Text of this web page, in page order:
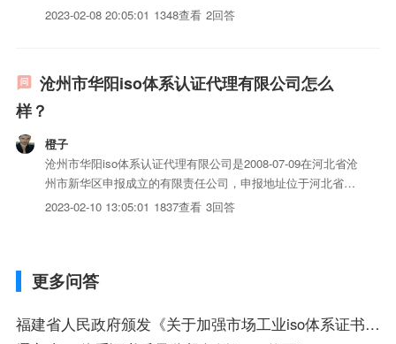
独资)，申报地址位于广州市天河区黄村北路26号AB栋二楼
2023-02-08 20:05:01 1348查看 2回答
沧州市华阳iso体系认证代理有限公司怎么
样？
橙子
沧州市华阳iso体系认证代理有限公司是2008-07-09在河北省沧
州市新华区申报成立的有限责任公司，申报地址位于河北省沧
州市新华区黄河东路市政大厦1403室。沧州市华阳iso体系认
2023-02-10 13:05:01 1837查看 3回答
更多问答
福建省人民政府颁发《关于加强市场工业iso体系证书质量监督检验与管理的暂行规定》的通知